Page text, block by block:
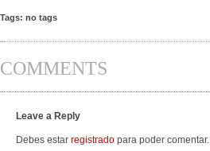
Tags: no tags
COMMENTS
Leave a Reply
Debes estar registrado para poder comentar.